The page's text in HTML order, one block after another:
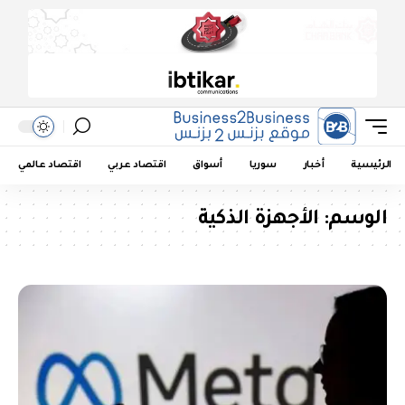
الرئيسية أخبار سوريا أسواق اقتصاد عربي اقتصاد عالمي
الوسم:الأجهزة الذكية